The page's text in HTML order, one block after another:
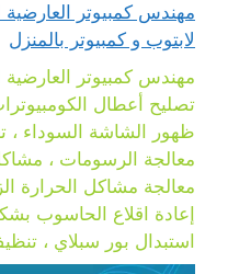
لابتوب و كمبيوتر بالمنزل
مهندس كمبيوتر
تصليح أعطال
ظهور الشاشة السوداء
معالجة الرسومات ،
معالجة مشاكل الحرارة
إعادة اقلاع الحاسوب
استبدال بور سبلاي ،